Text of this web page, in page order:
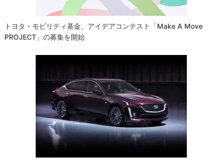
トヨタ・モビリティ基金、アイデアコンテスト「Make A Move
PROJECT」の募集を開始